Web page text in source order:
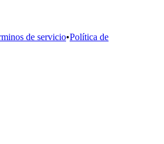
de servicio•Política de